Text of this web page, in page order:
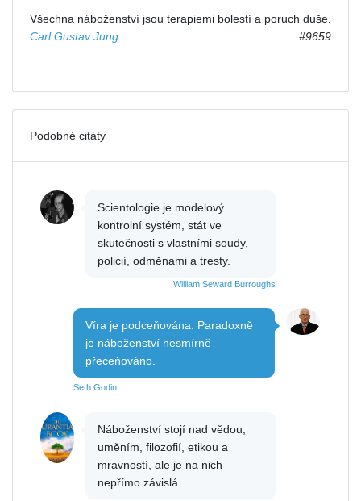
Všechna náboženství jsou terapiemi bolestí a poruch duše.
Carl Gustav Jung
#9659
Podobné citáty
Scientologie je modelový
kontrolní systém, stát ve
skutečnosti s vlastními soudy,
policií, odměnami a tresty.
William Seward Burroughs
Víra je podceňována. Paradoxně
je náboženství nesmírně
přeceňováno.
Seth Godin
Náboženství stojí nad vědou,
uměním, filozofií, etikou a
mravností, ale je na nich
nepřímo závislá.